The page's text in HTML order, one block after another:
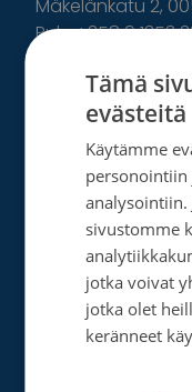
Mäkelänkatu 2,
Puh. +358 9
Facebook
Instagram
Twitter
Linkedin
Tutustu
Tietoa meistä
Ota yhteyttä
Tietosuoja- ja
Tämä
evästeitä
Käytämme
analysointiin.
sivustomme
jotka voivat
jotka olet
keränneet